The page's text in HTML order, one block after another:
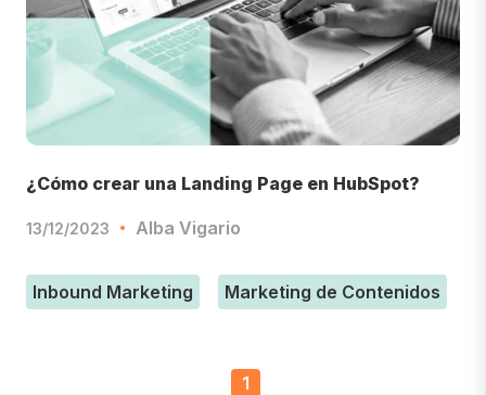
¿Cómo crear una Landing Page en HubSpot?
13/12/2023 Alba Vigario
Inbound Marketing Marketing de Contenidos
1